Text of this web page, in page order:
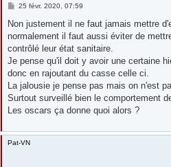
M
s
a
g
25 févr. 2020, 07:59
Non justement il ne faut jamais mettre
normalement il faut aussi éviter de
contrôlé leur état sanitaire.
Je pense qu'il doit y avoir une certaine
donc en rajoutant du casse celle ci.
La jalousie je pense pas mais on n'est
Surtout surveillé bien le comportement
Les oscars ça donne quoi alors ?
Pat-VN